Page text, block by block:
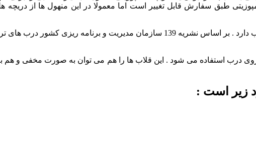
طبق سفارش قابل تغییر است اما معمولا در این منهول ها از دریچه
درب استفاده می شود . این قلاب ها را هم می توان به صورت مخفی و
زیر است :